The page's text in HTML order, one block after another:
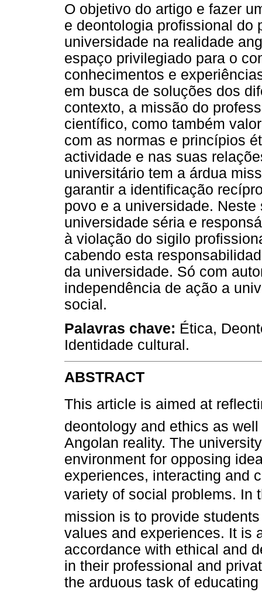
O objetivo do artigo e fazer
e deontologia profissional do
universidade na realidade
espaço privilegiado para o
conhecimentos e
em busca de soluções dos
contexto, a missão do
científico, como também
com as normas e princípios
actividade e nas suas
universitário tem a árdua
garantir a identificação
povo e a universidade.
universidade séria e
à violação do sigilo
cabendo esta
da universidade. Só com
independência de ação a
social.
Palavras chave: Ética,
Identidade cultural.
ABSTRACT
This article is aimed at
deontology and ethics as
Angolan reality. The
environment for opposing
experiences, interacting and
variety of social problems. In
mission is to provide
values and experiences. It is
accordance with ethical and
in their professional and
the arduous task of